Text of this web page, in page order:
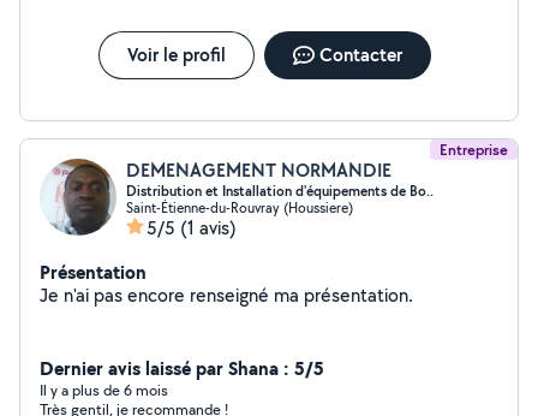
Voir le profil Contacter
Entreprise
DEMENAGEMENT NORMANDIE
Distribution et Installation d'équipements de Bo..
Saint-Étienne-du-Rouvray (Houssiere)
5/5 (1 avis)
Présentation
Je n'ai pas encore renseigné ma présentation.
Dernier avis laissé par Shana : 5/5
Il y a plus de 6 mois
Très gentil, je recommande !